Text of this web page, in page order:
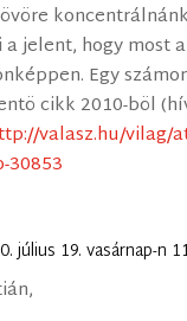
jelent, hogy most
Egy
cikk 2010-böl
valasz.hu/vilag/
30853
július 19. vasárnap-n